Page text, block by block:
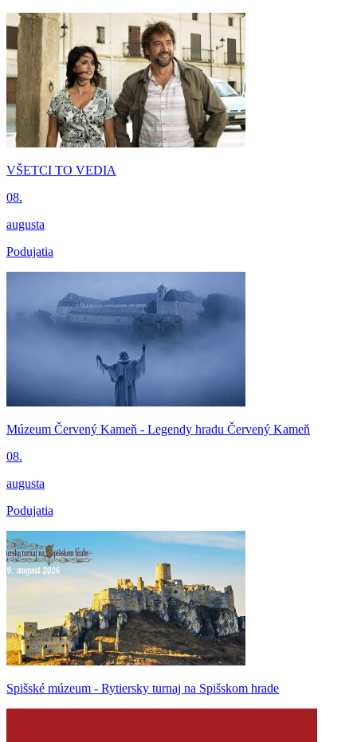
VŠETCI TO VEDIA
08.
augusta
Podujatia
Múzeum Červený Kameň - Legendy hradu Červený Kameň
08.
augusta
Podujatia
Spišské múzeum - Rytiersky turnaj na Spišskom hrade